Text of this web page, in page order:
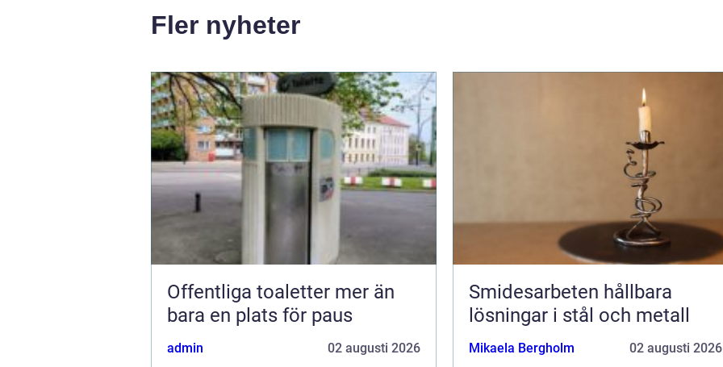
Fler nyheter
Offentliga toaletter mer än
bara en plats för paus
admin 02 augusti 2026
Smidesarbeten hållbara
lösningar i stål och metall
Mikaela Bergholm 02 augusti 2026